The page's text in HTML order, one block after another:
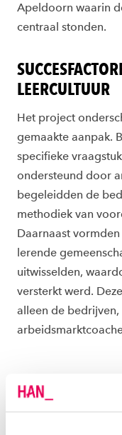
Apeldoorn waarin
centraal stonden.
LEERCULTUUR
Het project
gemaakte aanpak.
specifieke
ondersteund door
begeleidden de
methodiek van
Daarnaast
lerende
uitwisselden,
versterkt werd.
alleen de
Ook de
hebben